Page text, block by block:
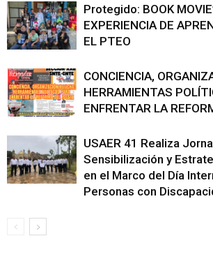
Protegido: BOOK
EXPERIENCIA DE
EL PTEO
CONCIENCIA,
HERRAMIENTAS
ENFRENTAR LA
USAER 41 Realiza
Sensibilización y
en el Marco del Día
Personas con